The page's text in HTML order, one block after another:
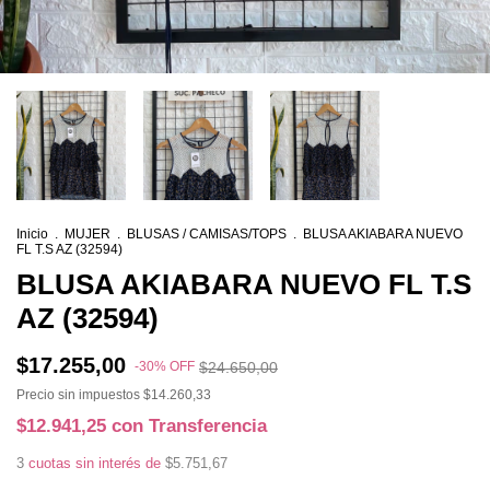
Inicio . MUJER . BLUSAS / CAMISAS/TOPS . BLUSA AKIABARA NUEVO
FL T.S AZ (32594)
BLUSA AKIABARA NUEVO FL T.S
AZ (32594)
$17.255,00 -30% OFF $24.650,00
Precio sin impuestos $14.260,33
$12.941,25 con Transferencia
3 cuotas sin interés de $5.751,67